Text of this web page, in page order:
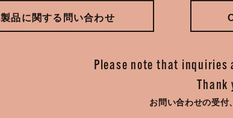
製品に関する問い合わせ
Please note that inquiries
お問い合わせの受付、